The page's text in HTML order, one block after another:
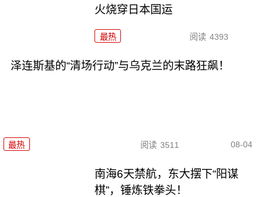
火烧穿日本国运
最热 阅读 4393
泽连斯基的“清场行动”与乌克兰的末路狂飙！
最热 阅读 3511 08-04
南海6天禁航，东大摆下“阳谋
棋”，锤炼铁拳头！